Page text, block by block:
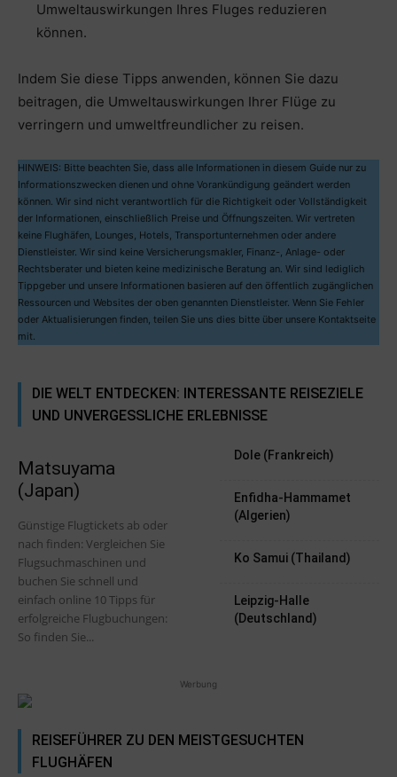
Umweltauswirkungen Ihres Fluges reduzieren
können.
Indem Sie diese Tipps anwenden, können Sie dazu
beitragen, die Umweltauswirkungen Ihrer Flüge zu
verringern und umweltfreundlicher zu reisen.
HINWEIS: Bitte beachten Sie, dass alle Informationen in diesem Guide nur zu
Informationszwecken dienen und ohne Vorankündigung geändert werden
können. Wir sind nicht verantwortlich für die Richtigkeit oder Vollständigkeit
der Informationen, einschließlich Preise und Öffnungszeiten. Wir vertreten
keine Flughäfen, Lounges, Hotels, Transportunternehmen oder andere
Dienstleister. Wir sind keine Versicherungsmakler, Finanz-, Anlage- oder
Rechtsberater und bieten keine medizinische Beratung an. Wir sind lediglich
Tippgeber und unsere Informationen basieren auf den öffentlich zugänglichen
Ressourcen und Websites der oben genannten Dienstleister. Wenn Sie Fehler
oder Aktualisierungen finden, teilen Sie uns dies bitte über unsere Kontaktseite
mit.
DIE WELT ENTDECKEN: INTERESSANTE REISEZIELE
UND UNVERGESSLICHE ERLEBNISSE
Matsuyama
(Japan)
Günstige Flugtickets ab oder
nach finden: Vergleichen Sie
Flugsuchmaschinen und
buchen Sie schnell und
einfach online 10 Tipps für
erfolgreiche Flugbuchungen:
So finden Sie...
Dole (Frankreich)
Enfidha-Hammamet
(Algerien)
Ko Samui (Thailand)
Leipzig-Halle
(Deutschland)
Werbung
REISEFÜHRER ZU DEN MEISTGESUCHTEN
FLUGHÄFEN